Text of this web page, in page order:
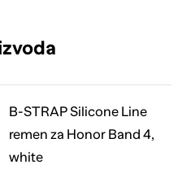
B-STRAP Silicone Line
remen za Honor Band 4,
white